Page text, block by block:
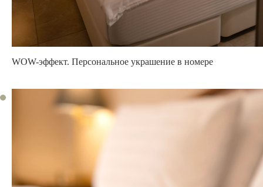
WOW-эффект. Персональное украшение в номере